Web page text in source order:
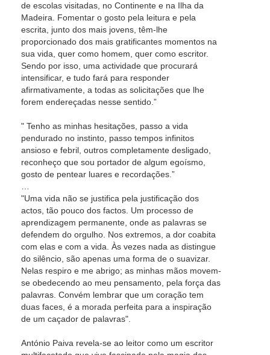
de escolas visitadas, no Continente e na Ilha da
Madeira. Fomentar o gosto pela leitura e pela
escrita, junto dos mais jovens, têm-lhe
proporcionado dos mais gratificantes momentos na
sua vida, quer como homem, quer como escritor.
Sendo por isso, uma actividade que procurará
intensificar, e tudo fará para responder
afirmativamente, a todas as solicitações que lhe
forem endereçadas nesse sentido.”
" Tenho as minhas hesitações, passo a vida
pendurado no instinto, passo tempos infinitos
ansioso e febril, outros completamente desligado,
reconheço que sou portador de algum egoísmo,
gosto de pentear luares e recordações.”
"Uma vida não se justifica pela justificação dos
actos, tão pouco dos factos. Um processo de
aprendizagem permanente, onde as palavras se
defendem do orgulho. Nos extremos, a dor coabita
com elas e com a vida. Às vezes nada as distingue
do silêncio, são apenas uma forma de o suavizar.
Nelas respiro e me abrigo; as minhas mãos movem-
se obedecendo ao meu pensamento, pela força das
palavras. Convém lembrar que um coração tem
duas faces, é a morada perfeita para a inspiração
de um caçador de palavras".
António Paiva revela-se ao leitor como um escritor